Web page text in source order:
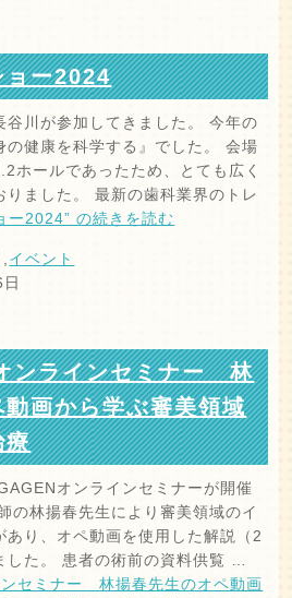
ョー2024
谷川が参加してきました。 今年の
の健康を科学する』でした。 会場
ホールであったため、とても広く
りました。 最新の歯科業界のトレ
ー2024” の続きを読む
,イベント
ンラインセミナー 林
画から学ぶ審美領域
療
オンラインセミナーが開催
の林揚春先生により審美領域のイ
あり、オペ動画を使用した解説（2
した。 患者の術前の資料供覧 …
セミナー 林揚春先生のオペ動画